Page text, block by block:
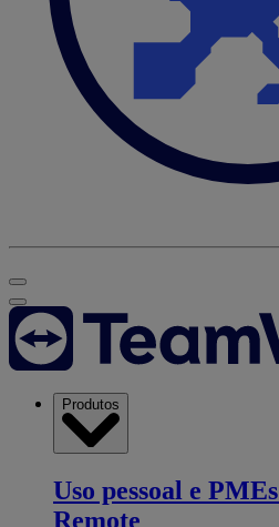
Produtos
Uso pessoal e PMEs
Remote